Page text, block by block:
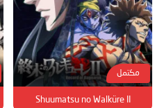
مكتمل
Shuumatsu no Walküre II